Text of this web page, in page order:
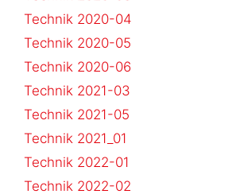
Technik 2020-04
Technik 2020-05
Technik 2020-06
Technik 2021-03
Technik 2021-05
Technik 2021_01
Technik 2022-01
Technik 2022-02